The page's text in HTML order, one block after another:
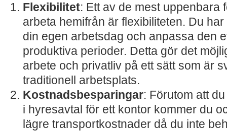
Flexibilitet: Ett av de mest uppenbara
arbeta hemifrån är flexibiliteten. Du
din egen arbetsdag och anpassa den
produktiva perioder. Detta gör det
arbete och privatliv på ett sätt som är
traditionell arbetsplats.
Kostnadsbesparingar: Förutom att
i hyresavtal för ett kontor kommer du
lägre transportkostnader då du inte